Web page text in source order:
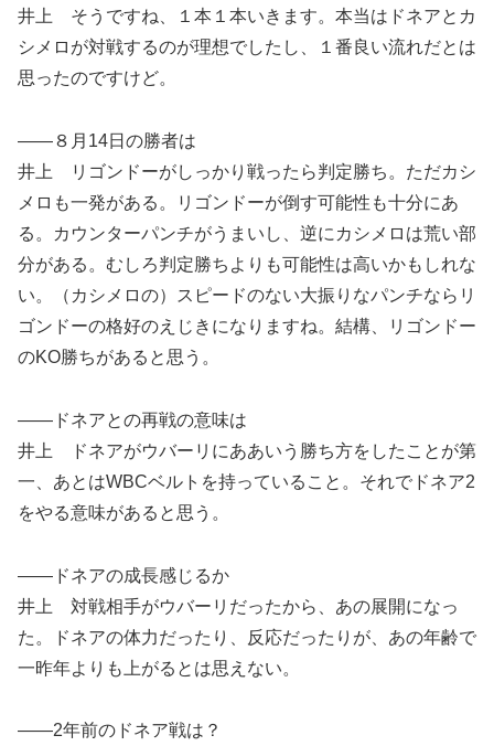
井上 そうですね、１本１本いきます。本当はドネアとカ
シメロが対戦するのが理想でしたし、１番良い流れだとは
思ったのですけど。
――８月14日の勝者は
井上 リゴンドーがしっかり戦ったら判定勝ち。ただカシ
メロも一発がある。リゴンドーが倒す可能性も十分にあ
る。カウンターパンチがうまいし、逆にカシメロは荒い部
分がある。むしろ判定勝ちよりも可能性は高いかもしれな
い。（カシメロの）スピードのない大振りなパンチならリ
ゴンドーの格好のえじきになりますね。結構、リゴンドー
のKO勝ちがあると思う。
――ドネアとの再戦の意味は
井上 ドネアがウバーリにああいう勝ち方をしたことが第
一、あとはWBCベルトを持っていること。それでドネア2
をやる意味があると思う。
――ドネアの成長感じるか
井上 対戦相手がウバーリだったから、あの展開になっ
た。ドネアの体力だったり、反応だったりが、あの年齢で
一昨年よりも上がるとは思えない。
――2年前のドネア戦は？